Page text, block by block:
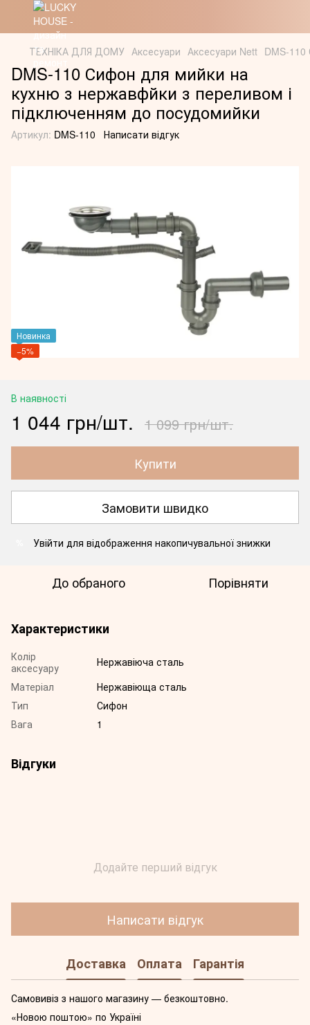
ТЕХНІКА ДЛЯ ДОМУ Аксесуари Аксесуари Nett DMS-
DMS-110 Сифон для мийки на
кухню з нержавфйки з переливом і
підключенням до посудомийки
Артикул: DMS-110 Написати відгук
Новинка
−5%
В наявності
1 044 грн/шт. 1 099 грн/шт.
Купити
Замовити швидко
Увійти для відображення накопичувальної знижки
До обраного Порівняти
Характеристики
Колір
аксесуару
Нержавіюча сталь
Матеріал
Нержавіюща сталь
Тип
Сифон
Вага
1
Відгуки
Додайте перший відгук
Написати відгук
Доставка Оплата Гарантія
Самовивіз з нашого магазину — безкоштовно.
«Новою поштою» по Україні